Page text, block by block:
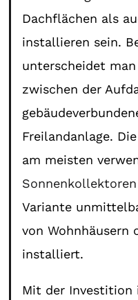
Dachflächen als
installieren sein.
unterscheidet
zwischen der
Freilandanlage.
am meisten
Sonnenkollektoren
Variante
von Wohnhäusern
installiert.
Mit der Investition